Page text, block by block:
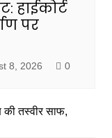
हाईकोर्ट
पर
8, 2026 0